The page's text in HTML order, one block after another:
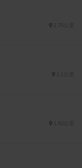
2.75公里